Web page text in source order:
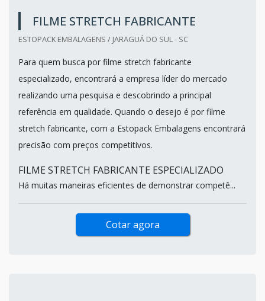
FILME STRETCH FABRICANTE
ESTOPACK EMBALAGENS / JARAGUÁ DO SUL - SC
Para quem busca por filme stretch fabricante
especializado, encontrará a empresa líder do mercado
realizando uma pesquisa e descobrindo a principal
referência em qualidade. Quando o desejo é por filme
stretch fabricante, com a Estopack Embalagens encontrará
precisão com preços competitivos.
FILME STRETCH FABRICANTE ESPECIALIZADO
Há muitas maneiras eficientes de demonstrar competê...
Cotar agora